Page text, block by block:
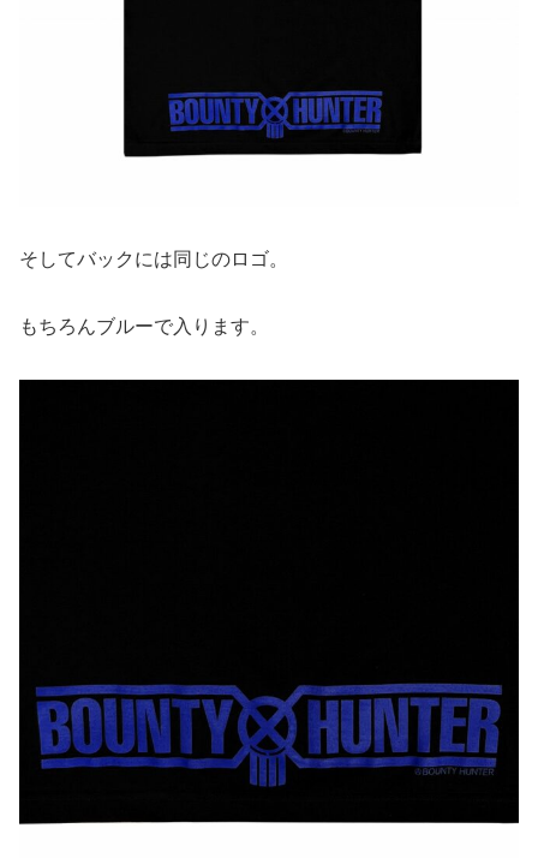
そしてバックには同じのロゴ。
もちろんブルーで入ります。